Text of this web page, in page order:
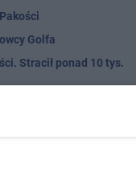
Golfa
Stracił ponad 10 tys.
Ratusz odpowiada